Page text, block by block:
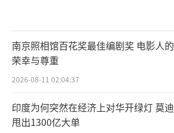
南京照相馆百花奖最佳编剧奖 电影人的
荣幸与尊重
2026-08-11 02:04:37
印度为何突然在经济上对华开绿灯 莫迪
甩出1300亿大单